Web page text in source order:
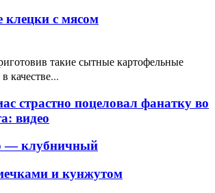
с мясом
такие сытные картофельные
качестве...
страстно поцеловал фанатку во
видео
— клубничный
и кунжутом